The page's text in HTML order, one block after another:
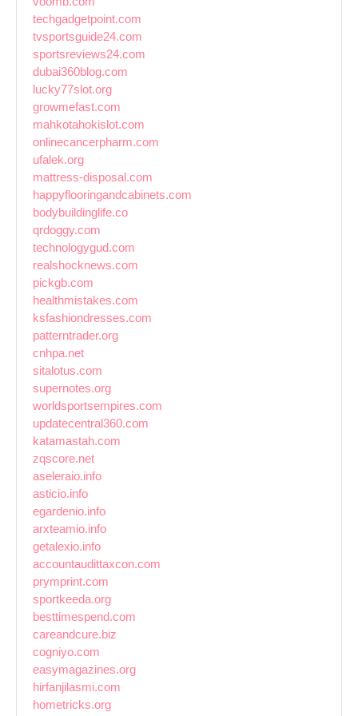
techgadgetpoint.com
tvsportsguide24.com
sportsreviews24.com
dubai360blog.com
lucky77slot.org
growmefast.com
mahkotahokislot.com
onlinecancerpharm.com
ufalek.org
mattress-disposal.com
happyflooringandcabinets.com
bodybuildinglife.co
qrdoggy.com
technologygud.com
realshocknews.com
pickgb.com
healthmistakes.com
ksfashiondresses.com
patterntrader.org
cnhpa.net
sitalotus.com
supernotes.org
worldsportsempires.com
updatecentral360.com
katamastah.com
zqscore.net
aseleraio.info
asticio.info
egardenio.info
arxteamio.info
getalexio.info
accountaudittaxcon.com
prymprint.com
sportkeeda.org
besttimespend.com
careandcure.biz
cogniyo.com
easymagazines.org
hirfanjilasmi.com
hometricks.org